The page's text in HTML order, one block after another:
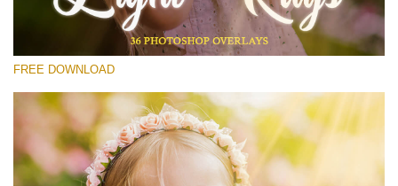
Light Rays
(36 Overlays)
Luxury Wedding
(373 Overlays)
Large 6000*4000px
FREE DOWNLOAD